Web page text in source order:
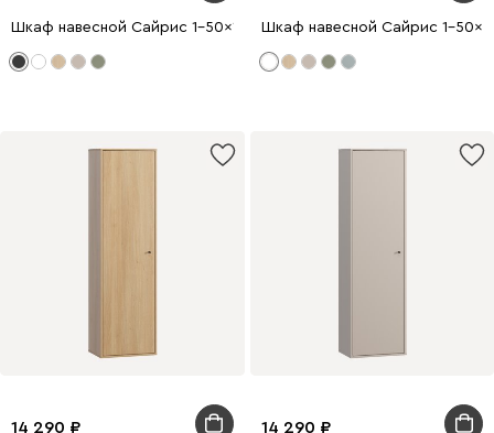
Шкаф навесной Сайрис 1-50x175 ЧерныйШкаф навесной Сайрис 1-
14 290 14 290